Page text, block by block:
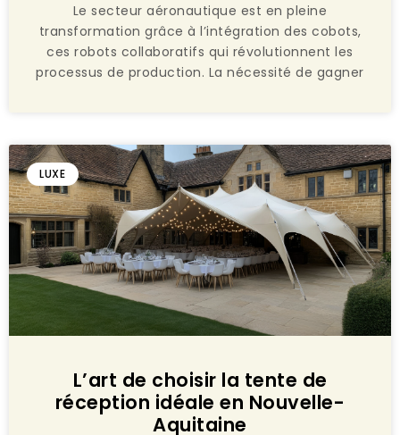
Le secteur aéronautique est en pleine
transformation grâce à l’intégration des cobots,
ces robots collaboratifs qui révolutionnent les
processus de production. La nécessité de gagner
LUXE
L’art de choisir la tente de
réception idéale en Nouvelle-
Aquitaine